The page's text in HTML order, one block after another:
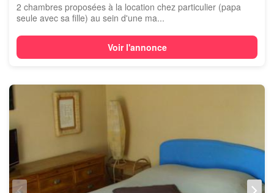
2 chambres proposées à la location chez particulier (papa
seule avec sa fille) au sein d'une ma...
Voir l'annonce